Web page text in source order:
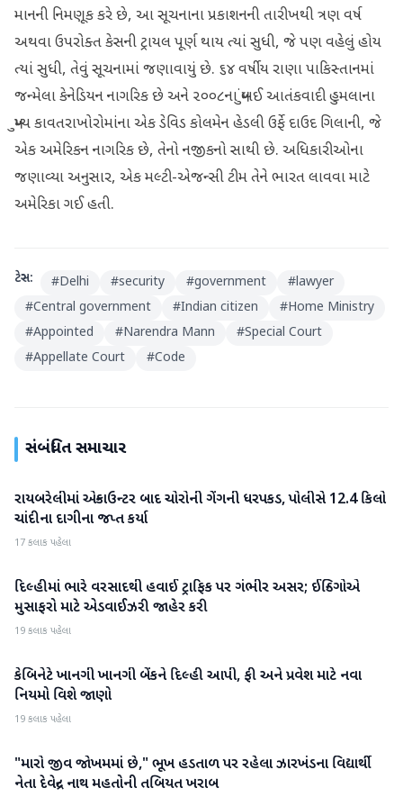
માનની નિમણૂક કરે છે, આ સૂચનાના પ્રકાશનની તારીખથી ત્રણ વર્ષ
અથવા ઉપરોક્ત કેસની ટ્રાયલ પૂર્ણ થાય ત્યાં સુધી, જે પણ વહેલું હોય
ત્યાં સુધી, તેવું સૂચનામાં જણાવાયું છે. ૬૪ વર્ષીય રાણા પાકિસ્તાનમાં
જન્મેલા કેનેડિયન નાગરિક છે અને ૨૦૦૮ના મુંબઈ આતંકવાદી હુમલાના
મુખ્ય કાવતરાખોરોમાંના એક ડેવિડ કોલમેન હેડલી ઉર્ફે દાઉદ ગિલાની, જે
એક અમેરિકન નાગરિક છે, તેનો નજીકનો સાથી છે. અધિકારીઓના
જણાવ્યા અનુસાર, એક મલ્ટી-એજન્સી ટીમ તેને ભારત લાવવા માટે
અમેરિકા ગઈ હતી.
ટેગ્સ: #Delhi #security #government #lawyer
#Central government #Indian citizen #Home Ministry
#Appointed #Narendra Mann #Special Court
#Appellate Court #Code
સંબંધિત સમાચાર
રાષ્ટ્રીય
રાયબરેલીમાં એન્કાઉન્ટર બાદ ચોરોની ગેંગની ધરપકડ, પોલીસે 12.4 કિલો
ચાંદીના દાગીના જપ્ત કર્યા
17 કલાક પહેલા
રાષ્ટ્રીય
દિલ્હીમાં ભારે વરસાદથી હવાઈ ટ્રાફિક પર ગંભીર અસર; ઈન્ડિગોએ
મુસાફરો માટે એડવાઈઝરી જાહેર કરી
19 કલાક પહેલા
રાષ્ટ્રીય
કેબિનેટે ખાનગી ખાનગી બેંકને દિલ્હી આપી, ફી અને પ્રવેશ માટે નવા
નિયમો વિશે જાણો
19 કલાક પહેલા
રાષ્ટ્રીય
"મારો જીવ જોખમમાં છે," ભૂખ હડતાળ પર રહેલા ઝારખંડના વિદ્યાર્થી
નેતા દેવેન્દ્ર નાથ મહતોની તબિયત ખરાબ